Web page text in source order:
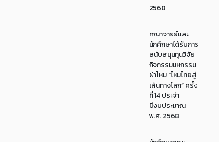
2568
คณาจารย์และ
นักศึกษาได้รับการ
สนับสนุนทุนวิจัย
กิจกรรมมหกรรม
ผ้าไหม "ไหมไทยสู่
เส้นทางโลก” ครั้ง
ที่ 14 ประจำ
ปีงบประมาณ
พ.ศ. 2568